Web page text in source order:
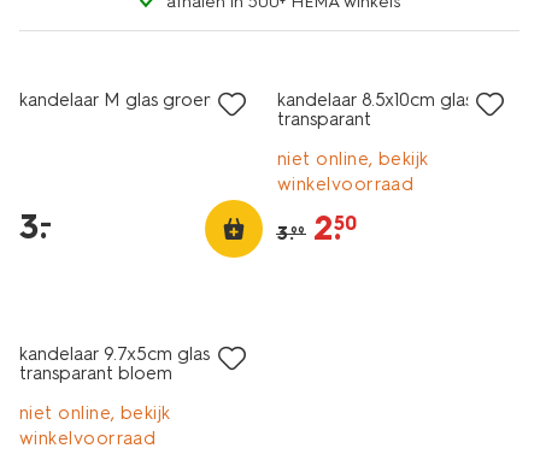
kandelaar M glas groen
3.
–
kandelaar 8.5x10cm glas
transparant
niet online, bekijk
winkelvoorraad
3.99 2.
50
kandelaar 9.7x5cm glas
transparant bloem
niet online, bekijk
winkelvoorraad